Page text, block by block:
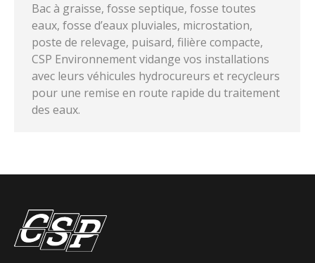
Bac à graisse, fosse septique, fosse toutes
eaux, fosse d’eaux pluviales, microstation,
poste de relevage, puisard, filière compacte,
CSP Environnement vidange vos installations
avec leurs véhicules hydrocureurs et recycleurs
pour une remise en route rapide du traitement
des eaux.